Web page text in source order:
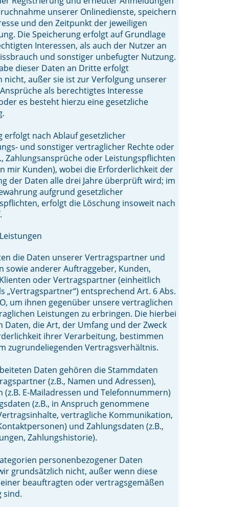
unserer Onlinedienste, speichern
und den Zeitpunkt der jeweiligen
Die Speicherung erfolgt auf Grundlage
Interessen, als auch der Nutzer an
und sonstiger unbefugter Nutzung.
dieser Daten an Dritte erfolgt
nicht, außer sie ist zur Verfolgung unserer
als berechtigtes Interesse
es besteht hierzu eine gesetzliche
erfolgt nach Ablauf gesetzlicher
und sonstiger vertraglicher Rechte oder
Zahlungsansprüche oder Leistungspflichten
mir Kunden), wobei die Erforderlichkeit der
der Daten alle drei Jahre überprüft wird; im
aufgrund gesetzlicher
erfolgt die Löschung insoweit nach
die Daten unserer Vertragspartner und
sowie anderer Auftraggeber, Kunden,
oder Vertragspartner (einheitlich
„Vertragspartner“) entsprechend Art. 6 Abs.
um ihnen gegenüber unsere vertraglichen
Leistungen zu erbringen. Die hierbei
Daten, die Art, der Umfang und der Zweck
ihrer Verarbeitung, bestimmen
zugrundeliegenden Vertragsverhältnis.
Daten gehören die Stammdaten
(z.B., Namen und Adressen),
(z.B. E-Mailadressen und Telefonnummern)
(z.B., in Anspruch genommene
vertragliche Kommunikation,
und Zahlungsdaten (z.B.,
Zahlungshistorie).
personenbezogener Daten
grundsätzlich nicht, außer wenn diese
beauftragten oder vertragsgemäßen
sind.